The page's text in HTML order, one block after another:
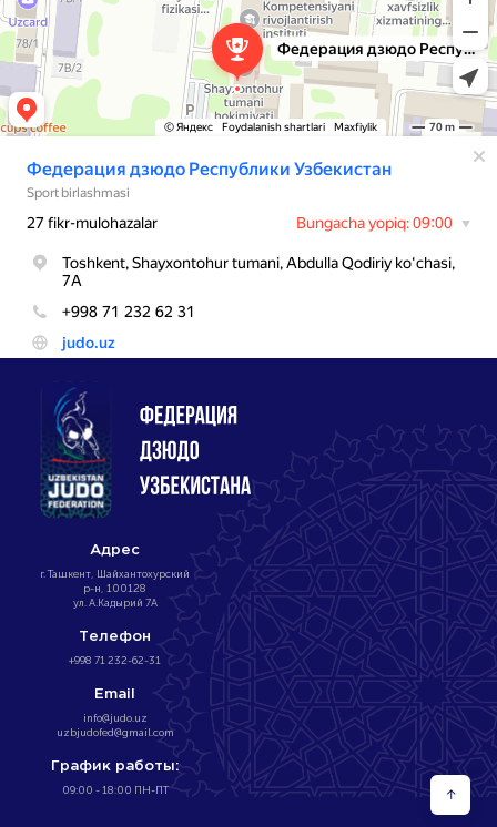
Адрес
г. Ташкент, Шайхантохурский
р-н, 100128
ул. А.Кадырий 7А
Телефон
+998 71 232-62-31
Email
info@judo.uz
uzbjudofed@gmail.com
График работы:
09:00 - 18:00 ПН-ПТ ↑